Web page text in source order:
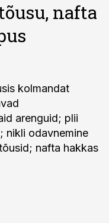
nafta
kolmandat
arenguid; plii
nikli odavnemine
nafta hakkas